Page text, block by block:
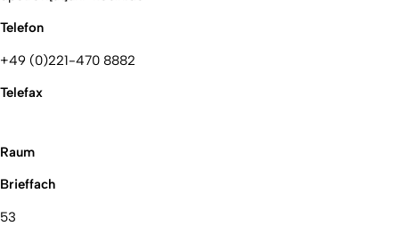
Telefon
+49 (0)221-470 8882
Telefax
Raum
Brieffach
53